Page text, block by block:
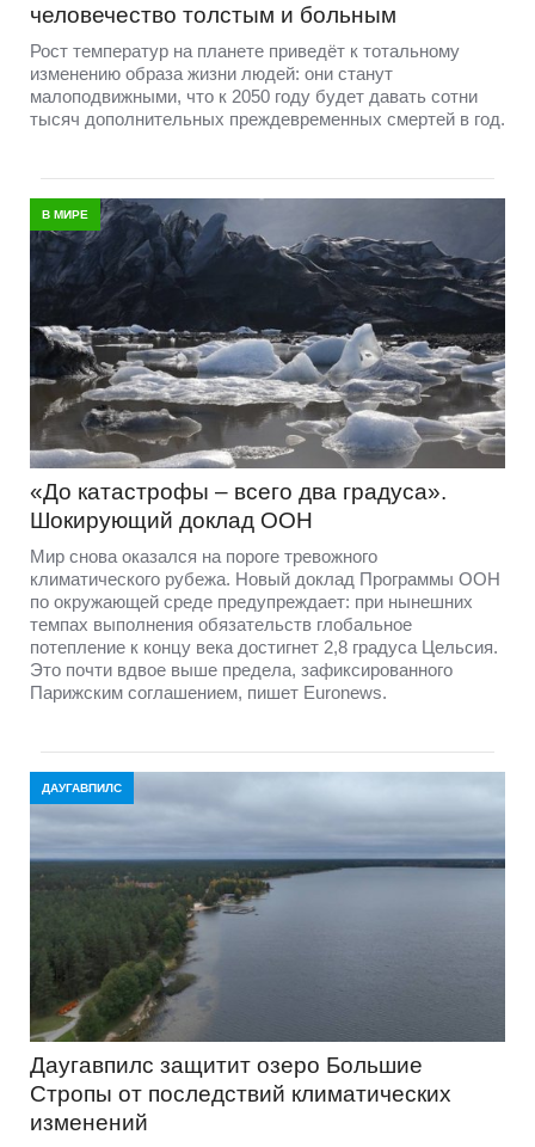
человечество толстым и больным
Рост температур на планете приведёт к тотальному
изменению образа жизни людей: они станут
малоподвижными, что к 2050 году будет давать сотни
тысяч дополнительных преждевременных смертей в год.
В МИРЕ
«До катастрофы – всего два градуса».
Шокирующий доклад ООН
Мир снова оказался на пороге тревожного
климатического рубежа. Новый доклад Программы ООН
по окружающей среде предупреждает: при нынешних
темпах выполнения обязательств глобальное
потепление к концу века достигнет 2,8 градуса Цельсия.
Это почти вдвое выше предела, зафиксированного
Парижским соглашением, пишет Euronews.
ДАУГАВПИЛС
Даугавпилс защитит озеро Большие
Стропы от последствий климатических
изменений